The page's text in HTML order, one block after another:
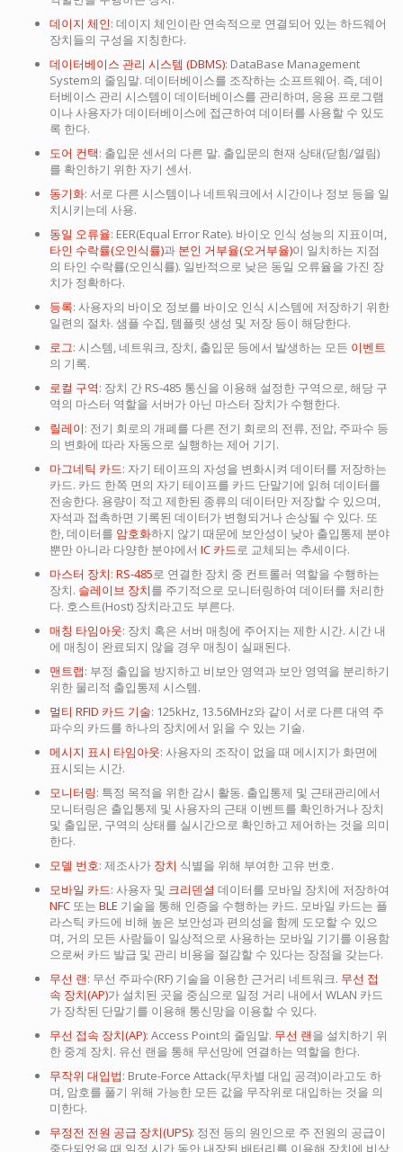
데이지 체인: 데이지 체인이란 연속적으로 연결되어 있는 하드웨어
장치들의 구성을 지칭한다.
데이터베이스 관리 시스템 (DBMS): DataBase Management
System의 줄임말. 데이터베이스를 조작하는 소프트웨어. 즉, 데이
터베이스 관리 시스템이 데이터베이스를 관리하며, 응용 프로그램
이나 사용자가 데이터베이스에 접근하여 데이터를 사용할 수 있도
록 한다.
도어 컨택: 출입문 센서의 다른 말. 출입문의 현재 상태(닫힘/열림)
를 확인하기 위한 자기 센서.
동기화: 서로 다른 시스템이나 네트워크에서 시간이나 정보 등을 일
치시키는데 사용.
동일 오류율: EER(Equal Error Rate). 바이오 인식 성능의 지표이며,
타인 수락률(오인식률)과 본인 거부율(오거부율)이 일치하는 지점
의 타인 수락률(오인식률). 일반적으로 낮은 동일 오류율을 가진 장
치가 정확하다.
등록: 사용자의 바이오 정보를 바이오 인식 시스템에 저장하기 위한
일련의 절차. 샘플 수집, 템플릿 생성 및 저장 등이 해당한다.
로그: 시스템, 네트워크, 장치, 출입문 등에서 발생하는 모든 이벤트
의 기록.
로컬 구역: 장치 간 RS-485 통신을 이용해 설정한 구역으로, 해당 구
역의 마스터 역할을 서버가 아닌 마스터 장치가 수행한다.
릴레이: 전기 회로의 개폐를 다른 전기 회로의 전류, 전압, 주파수 등
의 변화에 따라 자동으로 실행하는 제어 기기.
마그네틱 카드: 자기 테이프의 자성을 변화시켜 데이터를 저장하는
카드. 카드 한쪽 면의 자기 테이프를 카드 단말기에 읽혀 데이터를
전송한다. 용량이 적고 제한된 종류의 데이터만 저장할 수 있으며,
자석과 접촉하면 기록된 데이터가 변형되거나 손상될 수 있다. 또
한, 데이터를 암호화하지 않기 때문에 보안성이 낮아 출입통제 분야
뿐만 아니라 다양한 분야에서 IC 카드로 교체되는 추세이다.
마스터 장치: RS-485로 연결한 장치 중 컨트롤러 역할을 수행하는
장치. 슬레이브 장치를 주기적으로 모니터링하여 데이터를 처리한
다. 호스트(Host) 장치라고도 부른다.
매칭 타임아웃: 장치 혹은 서버 매칭에 주어지는 제한 시간. 시간 내
에 매칭이 완료되지 않을 경우 매칭이 실패된다.
맨트랩: 부정 출입을 방지하고 비보안 영역과 보안 영역을 분리하기
위한 물리적 출입통제 시스템.
멀티 RFID 카드 기술: 125kHz, 13.56MHz와 같이 서로 다른 대역 주
파수의 카드를 하나의 장치에서 읽을 수 있는 기술.
메시지 표시 타임아웃: 사용자의 조작이 없을 때 메시지가 화면에
표시되는 시간.
모니터링: 특정 목적을 위한 감시 활동. 출입통제 및 근태관리에서
모니터링은 출입통제 및 사용자의 근태 이벤트를 확인하거나 장치
및 출입문, 구역의 상태를 실시간으로 확인하고 제어하는 것을 의미
한다.
모델 번호: 제조사가 장치 식별을 위해 부여한 고유 번호.
모바일 카드: 사용자 및 크리덴셜 데이터를 모바일 장치에 저장하여
NFC 또는 BLE 기술을 통해 인증을 수행하는 카드. 모바일 카드는 플
라스틱 카드에 비해 높은 보안성과 편의성을 함께 도모할 수 있으
며, 거의 모든 사람들이 일상적으로 사용하는 모바일 기기를 이용함
으로써 카드 발급 및 관리 비용을 절감할 수 있다는 장점을 갖는다.
무선 랜: 무선 주파수(RF) 기술을 이용한 근거리 네트워크. 무선 접
속 장치(AP)가 설치된 곳을 중심으로 일정 거리 내에서 WLAN 카드
가 장착된 단말기를 이용해 통신망을 이용할 수 있다.
무선 접속 장치(AP): Access Point의 줄임말. 무선 랜을 설치하기 위
한 중계 장치. 유선 랜을 통해 무선망에 연결하는 역할을 한다.
무작위 대입법: Brute-Force Attack(무차별 대입 공격)이라고도 하
며, 암호를 풀기 위해 가능한 모든 값을 무작위로 대입하는 것을 의
미한다.
무정전 전원 공급 장치(UPS): 정전 등의 원인으로 주 전원의 공급이
중단되었을 때 일정 시간 동안 내장된 배터리를 이용해 장치에 비상